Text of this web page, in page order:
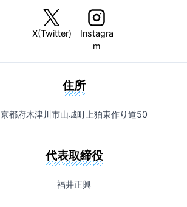
X(Twitter)
Instagra
m
住所
京都府木津川市山城町上狛東作り道50
代表取締役
福井正興